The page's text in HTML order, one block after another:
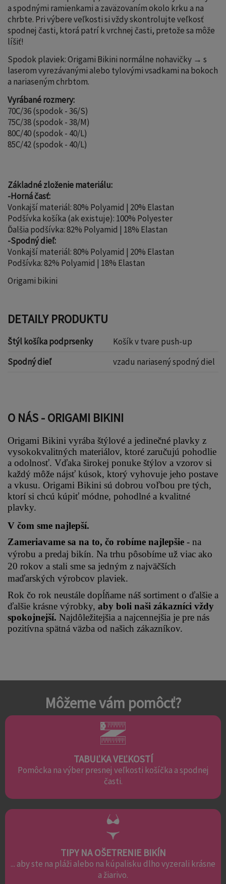
a spodnými ramienkami a zaväzovaním okolo krku a na
chrbte. Pri výbere veľkosti si vždy skontrolujte veľkosť
spodnej časti, ktorá patrí k vrchnej časti, pretože sa môže
líšiť!
Spodok plaviek: Origami Bikini normálne nohavičky → s
laserom vyrezávanými alebo tylovými vsadkami na bokoch
a nariaseným chrbtom.
Vyrábané rozmery:
70C/36 (spodok - 36/S)
75C/38 (spodok - 38/M)
80C/40 (spodok - 40/L)
85C/42 (spodok - 40/L)
Základné zloženie materiálu:
-Horná časť:
Vonkajší materiál: 80% Polyamid | 20% Elastan
Podšívka košíka (ak existuje): 100% Polyester
Ďalšia podšívka: 82% Polyamid | 18% Elastan
-Spodný dieľ:
Vonkajší materiál: 80% Polyamid | 20% Elastan
Podšívka: 82% Polyamid | 18% Elastan
Origami bikini
DETAILY PRODUKTU
Štýl košíka podprsenky
Košík v tvare push-up
Spodný dieľ
vzadu nariasený spodný diel
O NÁS - ORIGAMI BIKINI
Origami Bikini vyrába štýlové a jedinečné plavky z
vysokokvalitných materiálov, ktoré zaručujú pohodlie
a odolnosť. Vďaka širokej ponuke štýlov a vzorov si
každý môže nájsť kúsok, ktorý vyhovuje jeho postave
a vkusu. Origami Bikini sú dobrou voľbou pre tých,
ktorí si chcú kúpiť módne, pohodlné a kvalitné
plavky.
V čom sme najlepší.
Zameriavame sa na to, čo robíme najlepšie - na
výrobu a predaj bikín. Na trhu pôsobíme už viac ako
20 rokov a stali sme sa jedným z najväčších
maďarských výrobcov plaviek.
Rok čo rok neustále dopĺňame náš sortiment o ďalšie a
ďalšie krásne výrobky, aby boli naši zákazníci vždy
spokojnejší. Najdôležitejšia a najcennejšia je pre nás
pozitívna spätná väzba od našich zákazníkov.
Môžeme vám pomôcť?
TABUĽKA VEĽKOSTÍ
Pomôcka na výber presnej veľkosti košíčka a spodnej
časti.
TIPY NA OŠETRENIE BIKÍN
... aby ste na pláži alebo na kúpalisku dlho vyzerali krásne
a žiarivo.